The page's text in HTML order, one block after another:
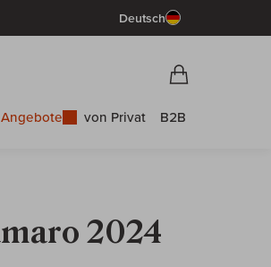
Deutsch
Angebote von Privat B2B
2024